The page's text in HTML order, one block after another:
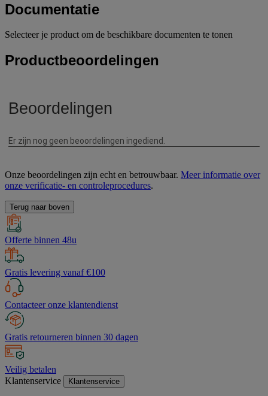
Documentatie
Selecteer je product om de beschikbare documenten te tonen
Productbeoordelingen
Onze beoordelingen zijn echt en betrouwbaar. Meer informatie over
onze verificatie- en controleprocedures.
Terug naar boven
Offerte binnen 48u
Gratis levering vanaf €100
Contacteer onze klantendienst
Gratis retourneren binnen 30 dagen
Veilig betalen
Klantenservice
Klantenservice